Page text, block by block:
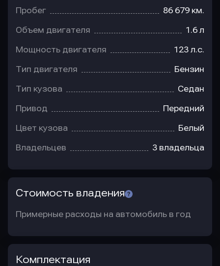
Пробег 86 679 км.
Объем двигателя 1.6 л
Мощность двигателя 123 л.с.
Тип двигателя Бензин
Тип кузова Седан
Привод Передний
Цвет кузова Белый
Владельцев 3 владельца
Стоимость владения
Примерные расходы на автомобиль в год
Комплектация